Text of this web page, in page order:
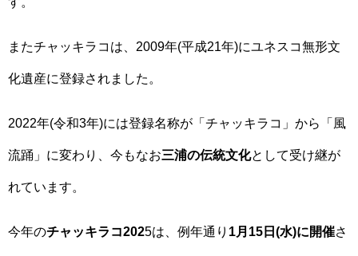
またチャッキラコは、2009年(平成21年)にユネスコ無形文
化遺産に登録されました。
2022年(令和3年)には登録名称が「チャッキラコ」から「風
流踊」に変わり、今もなお三浦の伝統文化として受け継が
れています。
今年のチャッキラコ2025は、例年通り 1月15日(水)に開催さ